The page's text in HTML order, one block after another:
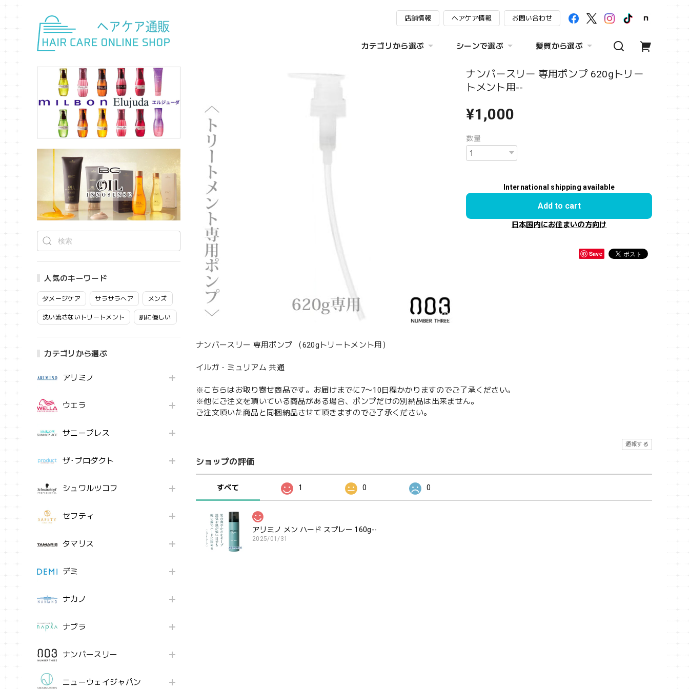
店舗情報 ヘアケア情報 お問い合わせ
カテゴリから選ぶ シーンで選ぶ 髪質から選ぶ
人気のキーワード
ダメージケア サラサラヘア メンズ
洗い流さないトリートメント 肌に優しい
カテゴリから選ぶ
アリミノ
ウエラ
サニープレス
ザ･プロダクト
シュワルツコフ
セフティ
タマリス
デミ
ナカノ
ナプラ
ナンバースリー
ニューウェイジャパン
ナンバースリー 専用ポンプ 620gトリー
トメント用--
¥1,000
数量
International shipping available
Add to cart
日本国内にお住まいの方向け
Save
ナンバースリー 専用ポンプ （620gトリートメント用）
イルガ・ミュリアム 共通
※こちらはお取り寄せ商品です。お届けまでに7〜10日程かかりますのでご了承ください。
※他にご注文を頂いている商品がある場合、ポンプだけの別納品は出来ません。
ご注文頂いた商品と同梱納品させて頂きますのでご了承ください。
通報する
ショップの評価
すべて 1 0 0
アリミノ メン ハード スプレー 160g--
2025/01/31